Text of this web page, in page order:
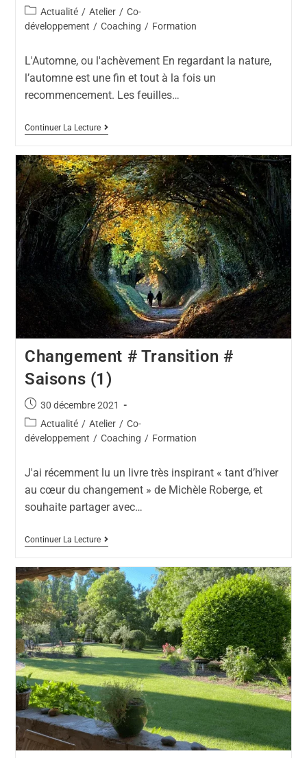
Actualité / Atelier / Co-
développement / Coaching / Formation
L'Automne, ou l'achèvement En regardant la nature,
l’automne est une fin et tout à la fois un
recommencement. Les feuilles…
Continuer La Lecture
Changement # Transition #
Saisons (1)
30 décembre 2021
Actualité / Atelier / Co-
développement / Coaching / Formation
J'ai récemment lu un livre très inspirant « tant d’hiver
au cœur du changement » de Michèle Roberge, et
souhaite partager avec…
Continuer La Lecture